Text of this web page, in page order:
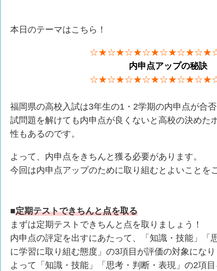
本日のテーマはこちら！
内申点アップの秘訣
福岡県の高校入試は3年生の1・2学期の内申点が合
試問題を解けても内申点が良くないと高校の決めた
性もあるのです。
よって、内申点をきちんと獲る必要があります。
今回は内申点アップのために取り組むとよいことを
■定期テストできちんと点を取る
まずは定期テストできちんと点を取りましょう！
内申点の評定を出すにあたって、「知識・技能」「
に学習に取り組む態度」の3項目が評価の対象にな
よって「知識・技能」「思考・判断・表現」の2項